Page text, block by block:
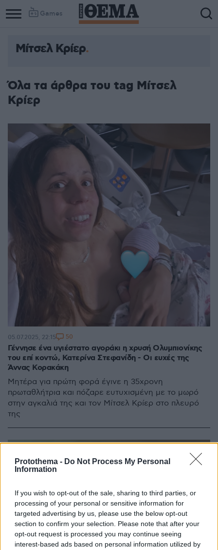
Protothema - Do Not Process My Personal
Information
If you wish to opt-out of the sale, sharing to third parties, or
processing of your personal or sensitive information for
targeted advertising by us, please use the below opt-out
section to confirm your selection. Please note that after your
opt-out request is processed you may continue seeing
interest-based ads based on personal information utilized by
Games
Μίτσελ Κρίερ
Όλα τα άρθρα του tag Μίτσελ
Κρίερ
Γέννησε ένα υγιέστατο αγοράκι η χρυσή Ολυμπιονίκης
του επί κοντώ, Κατερίνα Στεφανίδη - Οι ευχές της
Άννας Κορακάκη
Μητέρα για πρώτη φορά έγινε η 35χρονη
πρωταθλήτρια και πόζαρε ευτυχισμένη με το μωρό
στην αγκαλιά της και τον Μίτσελ Κρίερ στο πλευρό
της
05.07.2025, 22:15 50